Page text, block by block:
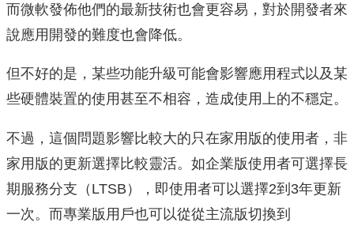
而微軟發佈他們的最新技術也會更容易，對於開發者來
說應用開發的難度也會降低。
但不好的是，某些功能升級可能會影響應用程式以及某
些硬體裝置的使用甚至不相容，造成使用上的不穩定。
不過，這個問題影響比較大的只在家用版的使用者，非
家用版的更新選擇比較靈活。如企業版使用者可選擇長
期服務分支（LTSB），即使用者可以選擇2到3年更新
一次。而專業版用戶也可以從從主流版切換到